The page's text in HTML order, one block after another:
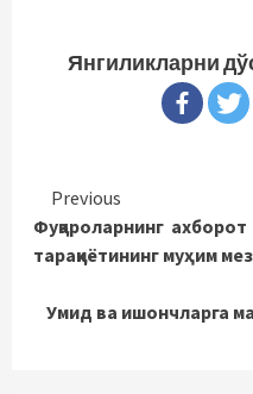
Янгиликларни
Continue
Reading
Previous
Фуқароларнинг
тараққиётининг муҳим
Умид ва ишончларга